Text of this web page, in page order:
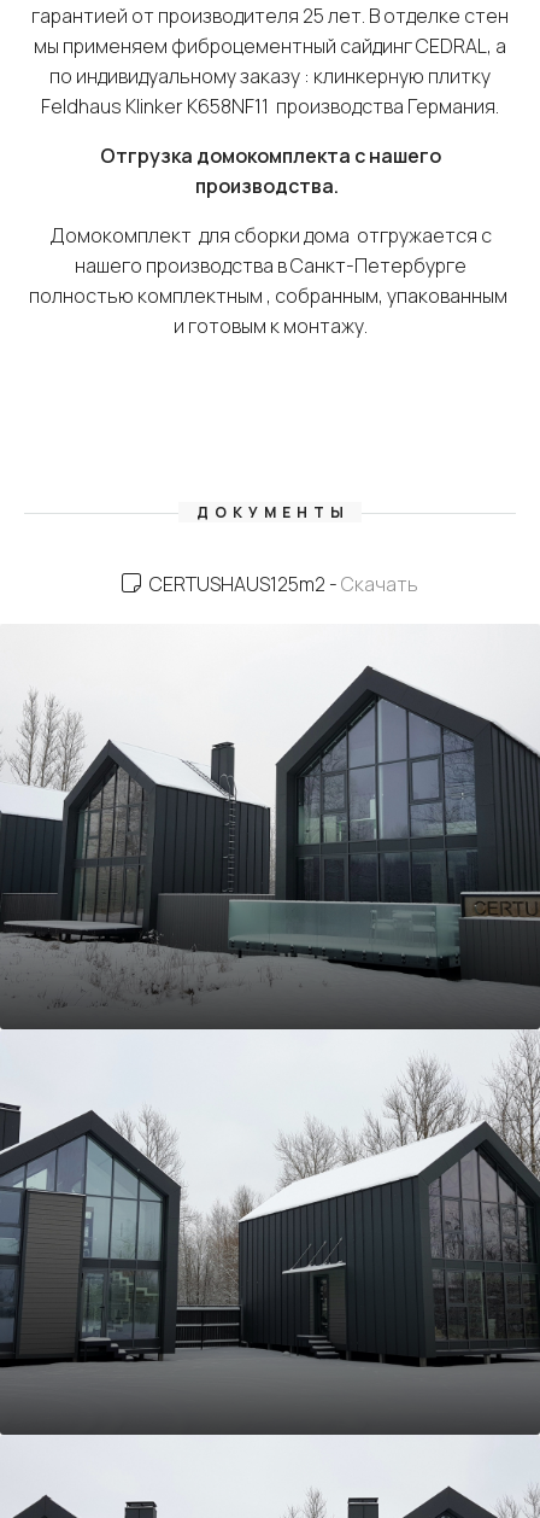
гарантией от производителя 25 лет. В отделке стен
мы применяем фиброцементный сайдинг CEDRAL, а
по индивидуальному заказу : клинкерную плитку
Feldhaus Klinker К658NF11 производства Германия.
Отгрузка домокомплекта с нашего
производства.
Домокомплект для сборки дома отгружается с
нашего производства в Санкт-Петербурге
полностью комплектным , собранным, упакованным
и готовым к монтажу.
ДОКУМЕНТЫ
CERTUSHAUS125m2 -Скачать